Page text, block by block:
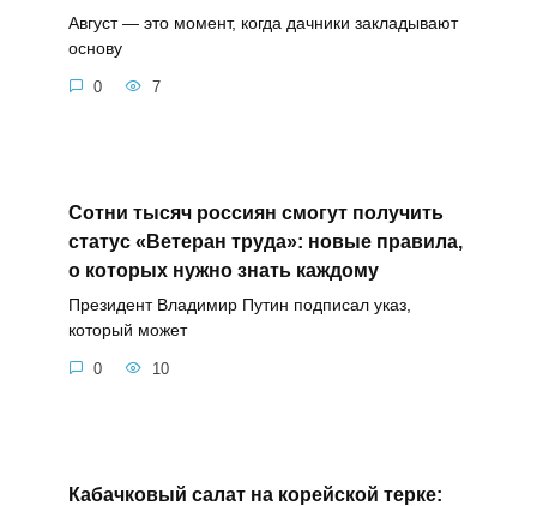
Август — это момент, когда дачники закладывают
основу
0 7
Сотни тысяч россиян смогут получить
статус «Ветеран труда»: новые правила,
о которых нужно знать каждому
Президент Владимир Путин подписал указ,
который может
0 10
Кабачковый салат на корейской терке: